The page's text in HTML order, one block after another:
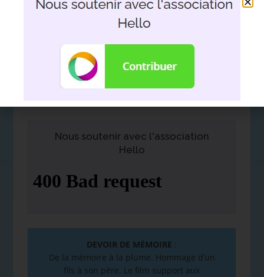
Nous soutenir avec l'association
Hello
DEVOIR DE MÉMOIRE :
De la mémoire à la plume. Hommage d’un
fils à son père. Le film support aux